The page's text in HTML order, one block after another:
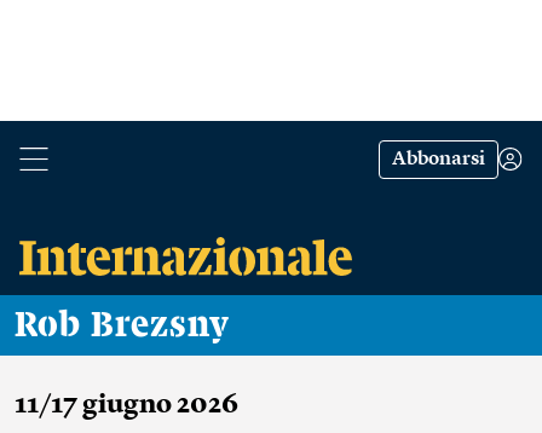
Abbonarsi
Rob Brezsny
11/17 giugno 2026